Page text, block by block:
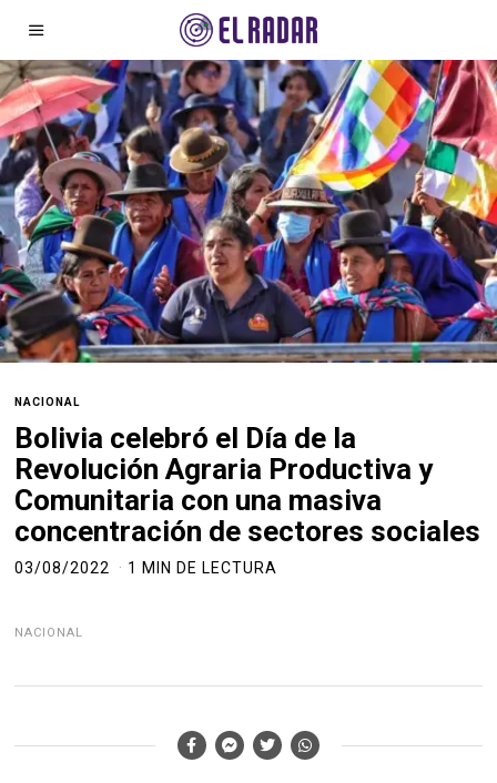
NACIONAL
Bolivia celebró el Día de la
Revolución Agraria Productiva y
Comunitaria con una masiva
concentración de sectores sociales
03/08/2022 1 MIN DE LECTURA
NACIONAL